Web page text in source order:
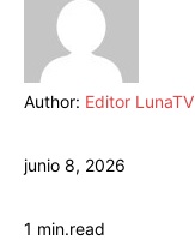
Author: Editor LunaTV
junio 8, 2026
1 min.read